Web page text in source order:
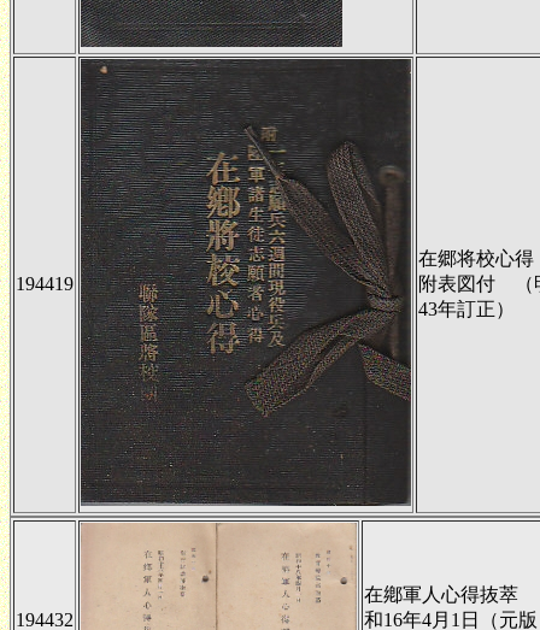
194419
在郷将校心
附表図付 （
43年訂正）
194432
在鄕軍人心得抜
和16年4月1日（元